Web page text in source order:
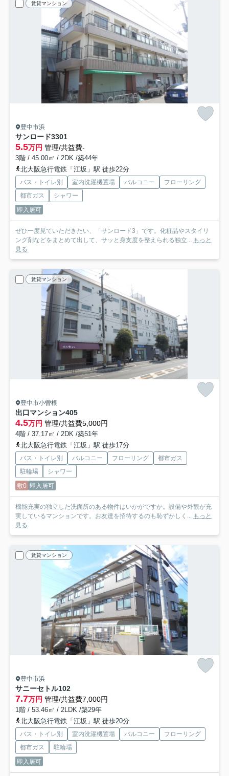
賃貸マンション
豊中市浜
サンロード3301
5.5万円 管理/共益費-
3階 / 45.00㎡ / 2DK /築44年
北大阪急行電鉄「江坂」駅 徒歩22分
バス・トイレ別 室内洗濯機置場 バルコニー
フローリング
都市ガス
シャワー
即入居可
ぜひ一度見ていただきたい、「サンロード3」です。化粧品やスタイリ
ング剤などをまとめて出して、サッと身支度を整えられる独立... もっと
見る
賃貸マンション
豊中市小曽根
出口マンション405
4.5万円 管理/共益費5,000円
4階 / 37.17㎡ / 2DK /築51年
北大阪急行電鉄「江坂」駅 徒歩17分
バス・トイレ別 バルコニー フローリング
都市ガス
駐輪場
シャワー
敷0 即入居可
機能充実の独立した洗面所のある物件はいかがですか。設備や外観が充
実しているマンションです。お友達を招待するのも恥ずかしく... もっと
見る
賃貸マンション
豊中市浜
サニーセトル102
7.7万円 管理/共益費7,000円
1階 / 53.46㎡ / 2LDK /築29年
北大阪急行電鉄「江坂」駅 徒歩20分
バス・トイレ別 室内洗濯機置場 バルコニー
フローリング
都市ガス
駐輪場
即入居可